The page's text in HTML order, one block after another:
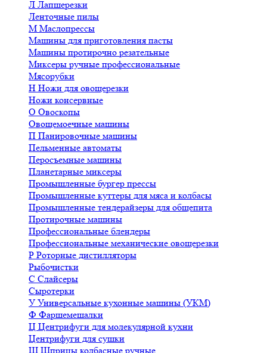
Л Лапшерезки
Ленточные пилы
М Маслопрессы
Машины для приготовления пасты
Машины протирочно резательные
Миксеры ручные профессиональные
Мясорубки
Н Ножи для овощерезки
Ножи консервные
О Овоскопы
Овощемоечные машины
П Панировочные машины
Пельменные автоматы
Перосъемные машины
Планетарные миксеры
Промышленные бургер прессы
Промышленные куттеры для мяса и колбасы
Промышленные тендерайзеры для общепита
Протирочные машины
Профессиональные блендеры
Профессиональные механические овощерезки
Р Роторные дистилляторы
Рыбочистки
С Слайсеры
Сыротерки
У Универсальные кухонные машины (УКМ)
Ф Фаршемешалки
Ц Центрифуги для молекулярной кухни
Центрифуги для сушки
Ш Шприцы колбасные ручные